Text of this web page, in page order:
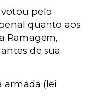
pelo
quanto aos
Ramagem,
de sua
armada (lei